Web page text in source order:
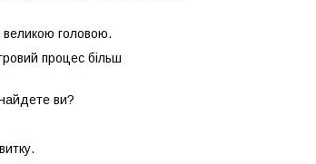
великою головою.
процес більш
ви?